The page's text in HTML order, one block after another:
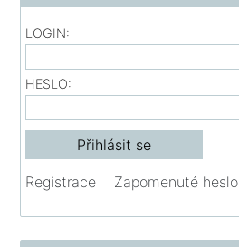
LOGIN:
HESLO:
Registrace Zapomenuté heslo